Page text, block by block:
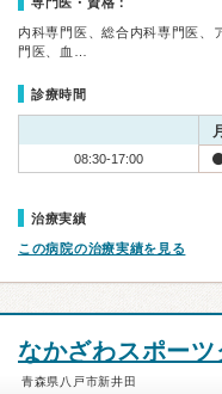
内科専門医、総合内科専門医、
門医、血…
診療時間
月
08:30-17:00
治療実績
この病院の治療実績を見る
なかざわスポーツ
青森県八戸市新井田